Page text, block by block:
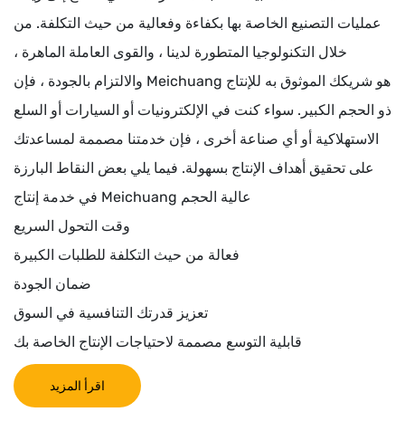
عمليات التصنيع الخاصة بها بكفاءة وفعالية من حيث التكلفة. من
خلال التكنولوجيا المتطورة لدينا ، والقوى العاملة الماهرة ،
والالتزام بالجودة ، فإن Meichuang هو شريكك الموثوق به للإنتاج
ذو الحجم الكبير. سواء كنت في الإلكترونيات أو السيارات أو السلع
الاستهلاكية أو أي صناعة أخرى ، فإن خدمتنا مصممة لمساعدتك
على تحقيق أهداف الإنتاج بسهولة. فيما يلي بعض النقاط البارزة
في خدمة إنتاج Meichuang عالية الحجم
وقت التحول السريع
فعالة من حيث التكلفة للطلبات الكبيرة
ضمان الجودة
تعزيز قدرتك التنافسية في السوق
قابلية التوسع مصممة لاحتياجات الإنتاج الخاصة بك
اقرأ المزيد